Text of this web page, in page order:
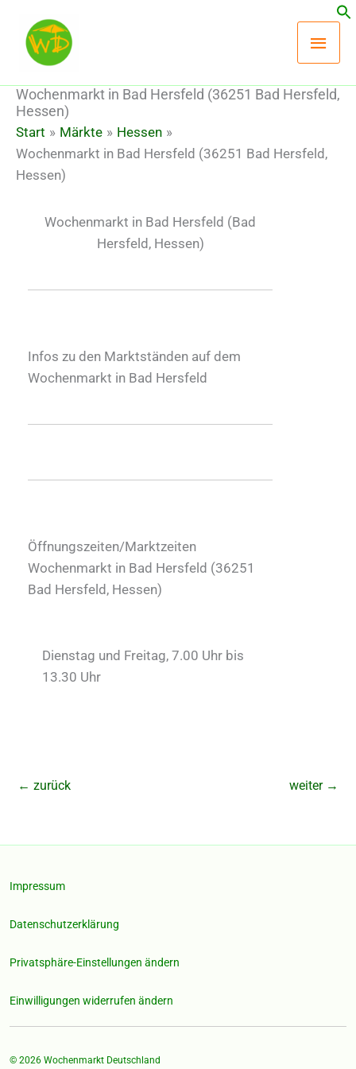
Inhalt
springen
Wochenmarkt in Bad Hersfeld (36251 Bad Hersfeld,
Hessen)
Start Märkte
Hessen
Wochenmarkt in Bad Hersfeld (36251 Bad Hersfeld,
Hessen)
Wochenmarkt in Bad Hersfeld (Bad
Hersfeld, Hessen)
Infos zu den Marktständen auf dem
Wochenmarkt in Bad Hersfeld
Öffnungszeiten/Marktzeiten
Wochenmarkt in Bad Hersfeld (36251
Bad Hersfeld, Hessen)
Dienstag und Freitag, 7.00 Uhr bis
13.30 Uhr
← zurück weiter →
Impressum
Datenschutzerklärung
Privatsphäre-Einstellungen ändern
Einwilligungen widerrufen ändern
© 2026 Wochenmarkt Deutschland